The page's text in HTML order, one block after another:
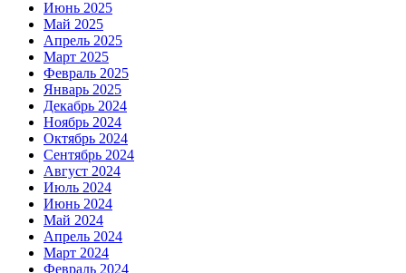
Июнь 2025
Май 2025
Апрель 2025
Март 2025
Февраль 2025
Январь 2025
Декабрь 2024
Ноябрь 2024
Октябрь 2024
Сентябрь 2024
Август 2024
Июль 2024
Июнь 2024
Май 2024
Апрель 2024
Март 2024
Февраль 2024